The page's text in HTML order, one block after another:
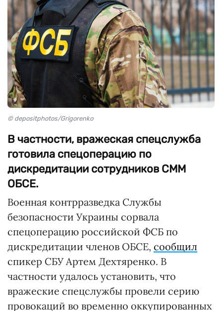
© depositphotos/Grigorenko
В частности, вражеская спецслужба
готовила спецоперацию по
дискредитации сотрудников СММ
ОБСЕ.
Военная контрразведка Службы
безопасности Украины сорвала
спецоперацию российской ФСБ по
дискредитации членов ОБСЕ, сообщил
спикер СБУ Артем Дехтяренко. В
частности удалось установить, что
вражеские спецслужбы провели серию
провокаций во временно оккупированных